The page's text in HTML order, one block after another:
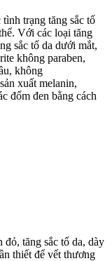
trạng tăng sắc tố
Với các loại tăng
sắc tố da dưới mắt,
không paraben,
không
xuất melanin,
đốm đen bằng cách
đỏ, tăng sắc tố da, dày
thiết để vết thương